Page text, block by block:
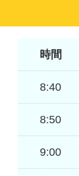
時間
8:40
8:50
9:00